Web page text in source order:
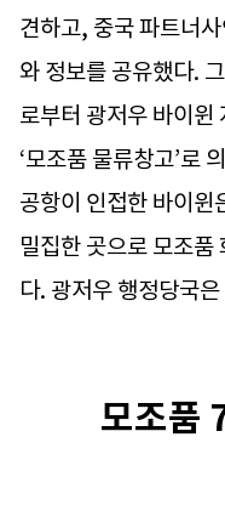
견하고, 중국 파트너
와 정보를 공유했다.
로부터 광저우 바이윈
‘모조품 물류창고’로
공항이 인접한 바이윈
밀집한 곳으로 모조품
다. 광저우 행정당국
모조품